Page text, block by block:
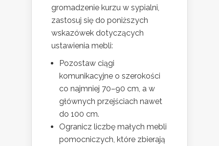
gromadzenie kurzu w sypialni,
zastosuj się do poniższych
wskazówek dotyczących
ustawienia mebli:
Pozostaw ciągi
komunikacyjne o szerokości
co najmniej 70–90 cm, a w
głównych przejściach nawet
do 100 cm.
Ogranicz liczbę małych mebli
pomocniczych, które zbierają